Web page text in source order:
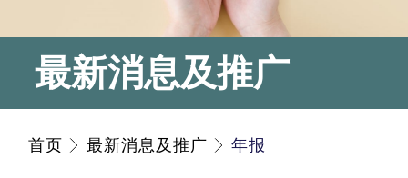
最新消息及推广
首页 最新消息及推广 年报